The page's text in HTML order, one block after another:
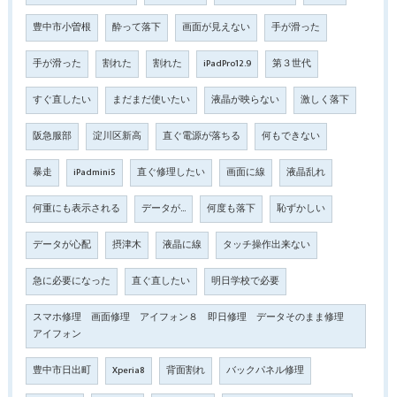
豊中市小曽根 酔って落下 画面が見えない 手が滑った
手が滑った 割れた 割れた iPadPro12.9 第３世代
すぐ直したい まだまだ使いたい 液晶が映らない 激しく落下
阪急服部 淀川区新高 直ぐ電源が落ちる 何もできない
暴走 iPadmini5 直ぐ修理したい 画面に線 液晶乱れ
何重にも表示される データが… 何度も落下 恥ずかしい
データが心配 摂津木 液晶に線 タッチ操作出来ない
急に必要になった 直ぐ直したい 明日学校で必要
スマホ修理 画面修理 アイフォン８ 即日修理 データそのまま修理
アイフォン
豊中市日出町 Xperia8 背面割れ バックパネル修理